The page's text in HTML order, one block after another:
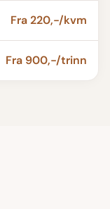
Fra 220,-/kvm
Fra 900,-/trinn